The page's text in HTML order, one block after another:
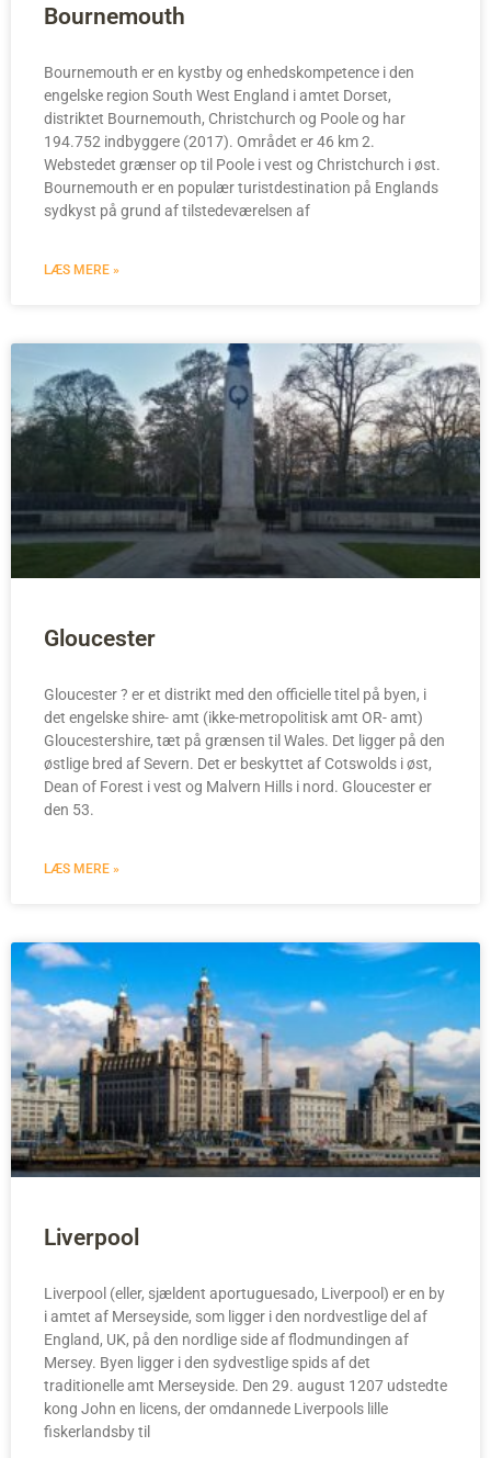
Bournemouth
Bournemouth er en kystby og enhedskompetence i den
engelske region South West England i amtet Dorset,
distriktet Bournemouth, Christchurch og Poole og har
194.752 indbyggere (2017). Området er 46 km 2.
Webstedet grænser op til Poole i vest og Christchurch i øst.
Bournemouth er en populær turistdestination på Englands
sydkyst på grund af tilstedeværelsen af
LÆS MERE »
Gloucester
Gloucester ? er et distrikt med den officielle titel på byen, i
det engelske shire- amt (ikke-metropolitisk amt OR- amt)
Gloucestershire, tæt på grænsen til Wales. Det ligger på den
østlige bred af Severn. Det er beskyttet af Cotswolds i øst,
Dean of Forest i vest og Malvern Hills i nord. Gloucester er
den 53.
LÆS MERE »
Liverpool
Liverpool (eller, sjældent aportuguesado, Liverpool) er en by
i amtet af Merseyside, som ligger i den nordvestlige del af
England, UK, på den nordlige side af flodmundingen af
Mersey. Byen ligger i den sydvestlige spids af det
traditionelle amt Merseyside. Den 29. august 1207 udstedte
kong John en licens, der omdannede Liverpools lille
fiskerlandsby til